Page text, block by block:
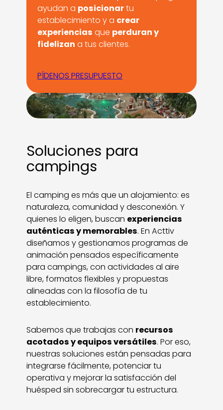
ayudan a posicionartu
establecimiento y a crear
experiencias que perduran y
fidelizan a tus clientes.
PÍDENOS PRESUPUESTO
Soluciones para
campings
El camping es más que un alojamiento: es
naturaleza, comunidad y desconexión. Y
quienes lo eligen, buscan experiencias
auténticas y memorables. En Acttiv
diseñamos y gestionamos programas de
animación pensados específicamente
para campings, con actividades al aire
libre, formatos flexibles y propuestas
alineadas con la filosofía de tu
establecimiento.
Sabemos que trabajas con recursos
acotados y equipos versátiles. Por eso,
nuestras soluciones están pensadas para
integrarse fácilmente, potenciar tu
operativa y mejorar la satisfacción del
huésped sin sobrecargar tu estructura.